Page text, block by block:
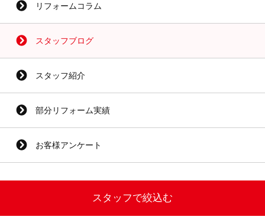
リフォームコラム
スタッフブログ
スタッフ紹介
部分リフォーム実績
お客様アンケート
スタッフで絞込む